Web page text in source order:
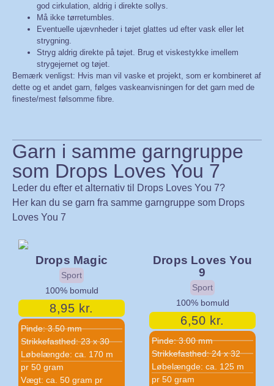
god cirkulation, aldrig i direkte sollys.
Må ikke tørretumbles.
Eventuelle ujævnheder i tøjet glattes ud efter vask eller let
strygning.
Stryg aldrig direkte på tøjet. Brug et viskestykke imellem
strygejernet og tøjet.
Bemærk venligst: Hvis man vil vaske et projekt, som er kombineret af
dette og et andet garn, følges vaskeanvisningen for det garn med de
fineste/mest følsomme fibre.
Garn i samme garngruppe
som Drops Loves You 7
Leder du efter et alternativ til Drops Loves You 7?
Her kan du se garn fra samme garngruppe som Drops
Loves You 7
Drops Magic
Sport
100% bomuld
8,95 kr.
Pinde: 3.50 mm
Strikkefasthed: 23 x 30
Løbelængde: ca. 170 m
pr 50 gram
Vægt: ca. 50 gram pr
Drops Loves You
9
Sport
100% bomuld
6,50 kr.
Pinde: 3.00 mm
Strikkefasthed: 24 x 32
Løbelængde: ca. 125 m
pr 50 gram